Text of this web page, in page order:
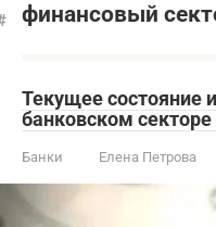
финансовый
Текущее состояние
банковском
Банки Елена Петрова